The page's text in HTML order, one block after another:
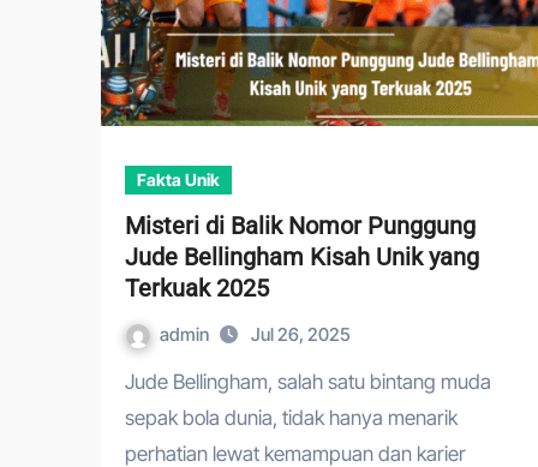
Fakta Unik
Misteri di Balik Nomor Punggung
Jude Bellingham Kisah Unik yang
Terkuak 2025
admin Jul 26, 2025
Jude Bellingham, salah satu bintang muda
sepak bola dunia, tidak hanya menarik
perhatian lewat kemampuan dan karier